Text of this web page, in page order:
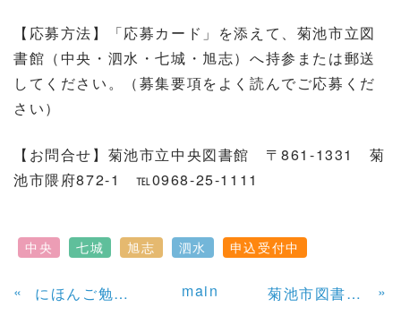
【応募方法】「応募カード」を添えて、菊池市立図
書館（中央・泗水・七城・旭志）へ持参または郵送
してください。（募集要項をよく読んでご応募くだ
さい）
【お問合せ】菊池市立中央図書館 〒861-1331 菊
池市隈府872-1 ℡0968-25-1111
中央 七城 旭志 泗水 申込受付中
« にほんご勉強会（べんきょうかい） main 菊池市図書館夏休みイベント »